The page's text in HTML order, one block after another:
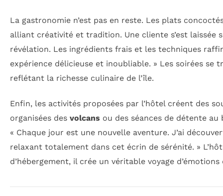
La gastronomie n’est pas en reste. Les plats
alliant créativité et tradition. Une cliente s’est laissée
révélation. Les ingrédients frais et les techniques
expérience délicieuse et inoubliable. » Les soirées
reflétant la richesse culinaire de l’île.
Enfin, les activités proposées par l’hôtel créent des
organisées des volcans ou des séances de détente
« Chaque jour est une nouvelle aventure. J’ai
relaxant totalement dans cet écrin de sérénité. »
d’hébergement, il crée un véritable voyage